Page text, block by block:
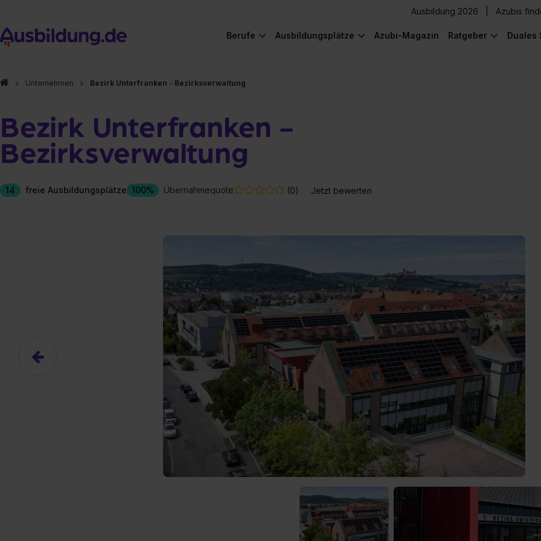
Ausbildung 2026 Azubis
Berufe Ausbildungsplätze Azubi-Magazin Ratgeber Duales
Unternehmen Bezirk Unterfranken - Bezirksverwaltung
Bezirk Unterfranken -
Bezirksverwaltung
14 freie Ausbildungsplätze 100% Übernahmequote (0) Jetzt bewerten
Hier gibt es (eigentlich) was Cooles zu sehen!
Das hier ist ein Platzhalter für Video-Content von YouTube. Neugierig? Dann schalte die Inhalte jetzt
Ja, ich erlaube die externen Inhalte von YouTube.
Ich bin damit einverstanden, dass mir die externen Inhalte angezeigt werden. Personenbezogene Daten
an Drittplattformen übermittelt werden. Mehr Infos gibt es in der Datenschutzerklärung